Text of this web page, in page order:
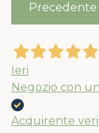
Precedente
Ieri
Negozio con
Acquirente